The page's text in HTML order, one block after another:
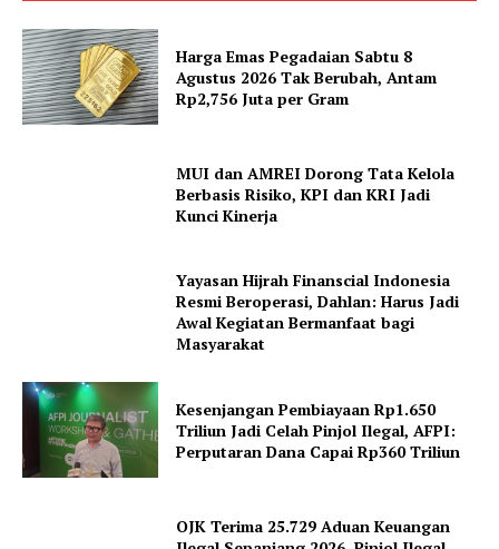
Harga Emas Pegadaian Sabtu 8
Agustus 2026 Tak Berubah, Antam
Rp2,756 Juta per Gram
MUI dan AMREI Dorong Tata Kelola
Berbasis Risiko, KPI dan KRI Jadi
Kunci Kinerja
Yayasan Hijrah Finanscial Indonesia
Resmi Beroperasi, Dahlan: Harus Jadi
Awal Kegiatan Bermanfaat bagi
Masyarakat
Kesenjangan Pembiayaan Rp1.650
Triliun Jadi Celah Pinjol Ilegal, AFPI:
Perputaran Dana Capai Rp360 Triliun
OJK Terima 25.729 Aduan Keuangan